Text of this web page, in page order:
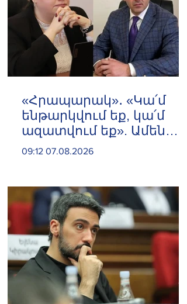
«Հրապարակ»․ «Կա՛մ
ենթարկվում եք, կա՛մ
ազատվում եք». Ամեն
մեկն իր համակարգում
09:12 07.08.2026